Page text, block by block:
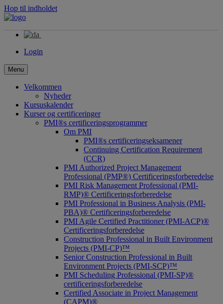
Hop til indholdet
Login
Menu
Velkommen
Nyheder
Kursuskalender
Kurser og certificeringer
PMI®s certificeringsprogrammer
Om PMI
PMI®s certificeringseksamener
Continuing Certification Requirement
(CCR)
PMI Authorized Project Management
Professional (PMP®) Certificeringsforberedelse
PMI Risk Management Professional (PMI-
RMP)® Certificeringsforberedelse
PMI Professional in Business Analysis (PMI-
PBA)® Certificeringsforberedelse
PMI Agile Certified Practitioner (PMI-ACP)®
Certificeringsforberedelse
Construction Professional in Built Environment
Projects (PMI-CP)™
Senior Construction Professional in Built
Environment Projects (PMI-SCP)™
PMI Scheduling Professional (PMI-SP)®
certificeringsforberedelse
Certified Associate in Project Management
(CAPM)®